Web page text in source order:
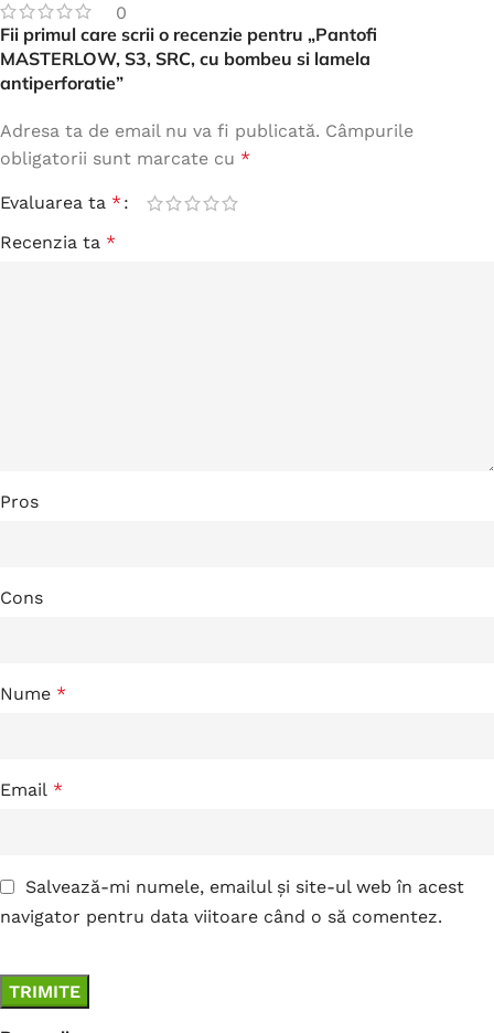
0
Fii primul care scrii o recenzie pentru „Pantofi
MASTERLOW, S3, SRC, cu bombeu si lamela
antiperforatie”
Adresa ta de email nu va fi publicată. Câmpurile
obligatorii sunt marcate cu *
Evaluarea ta *
Recenzia ta *
Pros
Cons
Nume *
Email *
Salvează-mi numele, emailul și site-ul web în acest
navigator pentru data viitoare când o să comentez.